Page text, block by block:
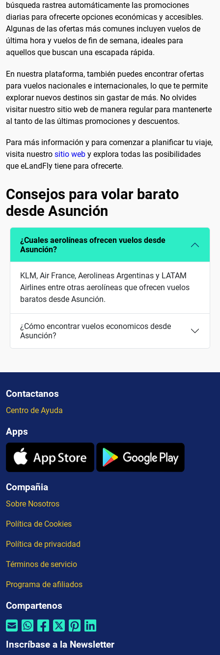
búsqueda rastrea automáticamente las promociones
diarias para ofrecerte opciones económicas y accesibles.
Algunas de las ofertas más comunes incluyen vuelos de
última hora y vuelos de fin de semana, ideales para
aquellos que buscan una escapada rápida.
En nuestra plataforma, también puedes encontrar ofertas
para vuelos nacionales e internacionales, lo que te permite
explorar nuevos destinos sin gastar de más. No olvides
visitar nuestro sitio web de manera regular para mantenerte
al tanto de las últimas promociones y descuentos.
Para más información y para comenzar a planificar tu viaje,
visita nuestro sitio web y explora todas las posibilidades
que eLandFly tiene para ofrecerte.
Consejos para volar barato
desde Asunción
¿Cuales aerolíneas ofrecen vuelos desde
Asunción?
KLM, Air France, Aerolineas Argentinas y LATAM
Airlines entre otras aerolíneas que ofrecen vuelos
baratos desde Asunción.
¿Cómo encontrar vuelos economicos desde
Asunción?
Contactanos
Centro de Ayuda
Apps
Compañia
Sobre Nosotros
Política de Cookies
Política de privacidad
Términos de servicio
Programa de afiliados
Compartenos
Inscríbase a la Newsletter